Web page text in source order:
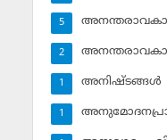
5
2
അനിഷ്ടങ്ങള്‍
1
1